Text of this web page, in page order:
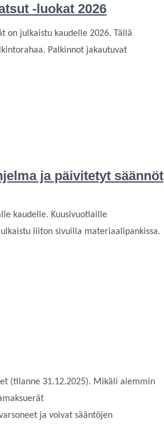
-luokat 2026
on julkaistu kaudelle 2026. Tällä
Palkinnot jakautuvat
ja päivitetyt säännöt
kaudelle. Kuusivuotiaille
liiton sivuilla materiaalipankissa.
(tilanne 31.12.2025). Mikäli aiemmin
ja voivat sääntöjen